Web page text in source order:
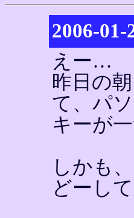
2006-
えー…
昨日の
て、パ
キーが
しかも
どーし